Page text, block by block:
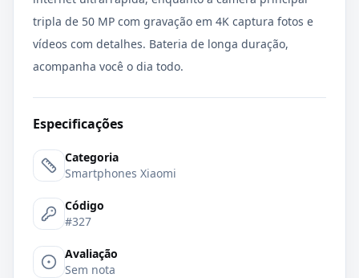
tripla de 50 MP com gravação em 4K captura fotos e
vídeos com detalhes. Bateria de longa duração,
acompanha você o dia todo.
Especificações
Categoria
Smartphones Xiaomi
Código
#327
Avaliação
Sem nota